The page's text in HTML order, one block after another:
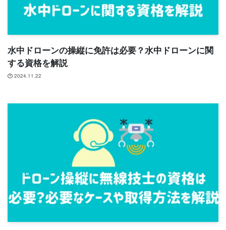
水中ドローンの操縦に免許は必要？水中ドローンに関
する資格を解説
2024.11.22